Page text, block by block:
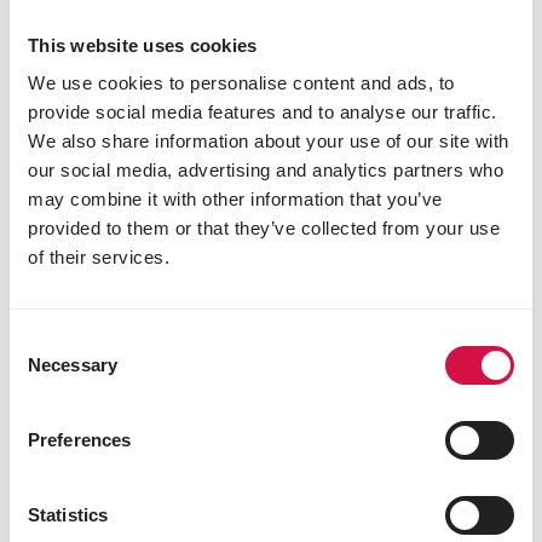
This website uses cookies
We use cookies to personalise content and ads, to
provide social media features and to analyse our traffic.
We also share information about your use of our site with
our social media, advertising and analytics partners who
may combine it with other information that you’ve
provided to them or that they’ve collected from your use
of their services.
Selection
Necessary
Preferences
Statistics
verharding en is rolstoeltoegankelijk. Het parcours
stukje parcours met boomschors als grond kan het
daar lastiger maken voor rolstoelgebruikers. Wens
je met je buddy deel te nemen, ga zeker op
verkenning. Je vindt de parcours opVersele Run.
8. Mag mijn hond meelopen?
Jouw hond dient wel het hele parcours bij jou aan de
leiband te lopen. Hij moet bovendien minstens 1 jaar
temperaturen boven de 25 graden raden we af om
met je hond te lopen.
9. Bevoorrading